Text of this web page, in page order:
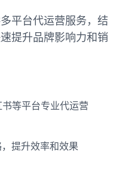
平台代运营服务，结
提升品牌影响力和销
等平台专业代运营
提升效率和效果